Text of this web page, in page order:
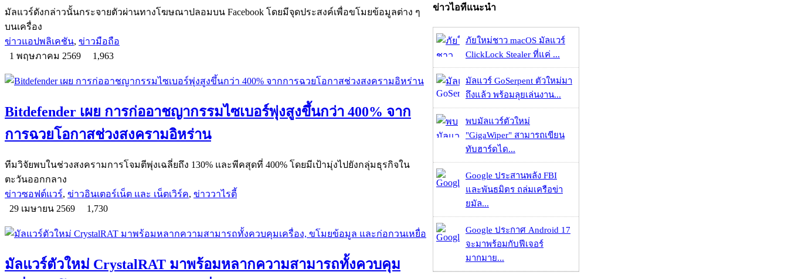
มัลแวร์ดังกล่าวนั้นกระจายตัวผ่านทางโฆษณาปลอมบน Facebook โดยมีจุดประสงค์เพื่อขโมยข้อมูลต่าง ๆ
บนเครื่อง
ข่าวแอปพลิเคชัน, ข่าวมือถือ
1 พฤษภาคม 2569
1,963
Bitdefender เผย การก่ออาชญากรรมไซเบอร์พุ่งสูงขึ้นกว่า 400% จาก
การฉวยโอกาสช่วงสงครามอิหร่าน
ทีมวิจัยพบในช่วงสงครามการโจมตีพุ่งเฉลี่ยถึง 130% และพีคสุดที่ 400% โดยมีเป้ามุ่งไปยังกลุ่มธุรกิจใน
ตะวันออกกลาง
ข่าวซอฟต์แวร์, ข่าวอินเตอร์เน็ต และ เน็ตเวิร์ค, ข่าววาไรตี้
29 เมษายน 2569
1,730
มัลแวร์ตัวใหม่ CrystalRAT มาพร้อมหลากความสามารถทั้งควบคุม
ข่าวไอทีแนะนำ
ภัยใหม่ชาว macOS มัลแวร์
ClickLock Stealer ที่แค่ ...
มัลแวร์ GoSerpent ตัวใหม่มา
ถึงแล้ว พร้อมลุยเล่นงาน...
พบมัลแวร์ตัวใหม่
"GigaWiper" สามารถเขียน
ทับฮาร์ดได...
Google ประสานพลัง FBI
และพันธมิตร ถล่มเครือข่า
ยมัล...
Google ประกาศ Android 17
จะมาพร้อมกับฟีเจอร์
มากมาย...